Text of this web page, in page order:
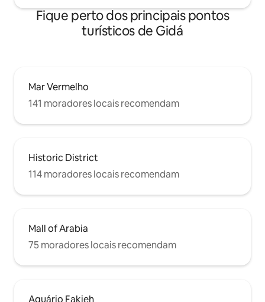
Fique perto dos principais pontos
turísticos de Gidá
Mar Vermelho
141 moradores locais recomendam
Historic District
114 moradores locais recomendam
Mall of Arabia
75 moradores locais recomendam
Aquário Fakieh